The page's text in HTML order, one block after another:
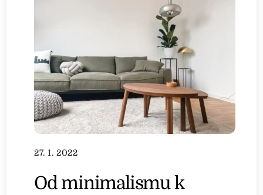
27. 1. 2022
Od minimalismu k